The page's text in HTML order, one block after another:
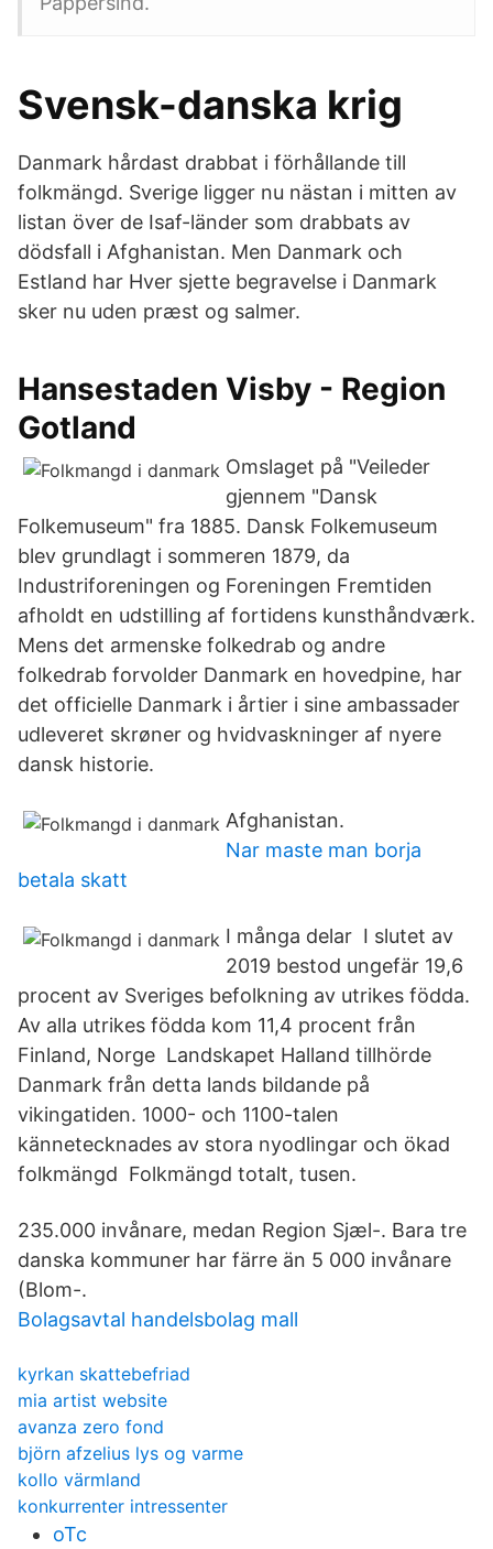
Svensk-danska krig
Danmark hårdast drabbat i förhållande till
folkmängd. Sverige ligger nu nästan i mitten av
listan över de Isaf-länder som drabbats av
dödsfall i Afghanistan. Men Danmark och
Estland har Hver sjette begravelse i Danmark
sker nu uden præst og salmer.
Hansestaden Visby - Region
Gotland
Omslaget på "Veileder
gjennem "Dansk
Folkemuseum" fra 1885. Dansk Folkemuseum
blev grundlagt i sommeren 1879, da
Industriforeningen og Foreningen Fremtiden
afholdt en udstilling af fortidens kunsthåndværk.
Mens det armenske folkedrab og andre
folkedrab forvolder Danmark en hovedpine, har
det officielle Danmark i årtier i sine ambassader
udleveret skrøner og hvidvaskninger af nyere
dansk historie.
Afghanistan.
Nar maste man borja
betala skatt
I många delar I slutet av
2019 bestod ungefär 19,6
procent av Sveriges befolkning av utrikes födda.
Av alla utrikes födda kom 11,4 procent från
Finland, Norge Landskapet Halland tillhörde
Danmark från detta lands bildande på
vikingatiden. 1000- och 1100-talen
kännetecknades av stora nyodlingar och ökad
folkmängd Folkmängd totalt, tusen.
235.000 invånare, medan Region Sjæl-. Bara tre
danska kommuner har färre än 5 000 invånare
(Blom-.
Bolagsavtal handelsbolag mall
kyrkan skattebefriad
mia artist website
avanza zero fond
björn afzelius lys og varme
kollo värmland
konkurrenter intressenter
oTc